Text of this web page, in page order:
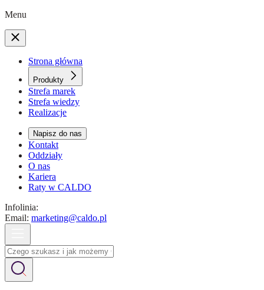
Menu
Strona główna
Produkty
Strefa marek
Strefa wiedzy
Realizacje
Napisz do nas
Kontakt
Oddziały
O nas
Kariera
Raty w CALDO
Infolinia:
Email: marketing@caldo.pl